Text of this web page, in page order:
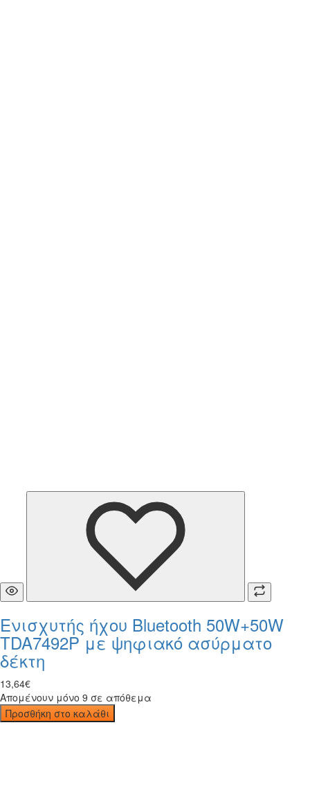
Ενισχυτής ήχου Bluetooth 50W+50W
TDA7492P με ψηφιακό ασύρματο
δέκτη
13,64€
Απομένουν μόνο 9 σε απόθεμα
Προσθήκη στο καλάθι